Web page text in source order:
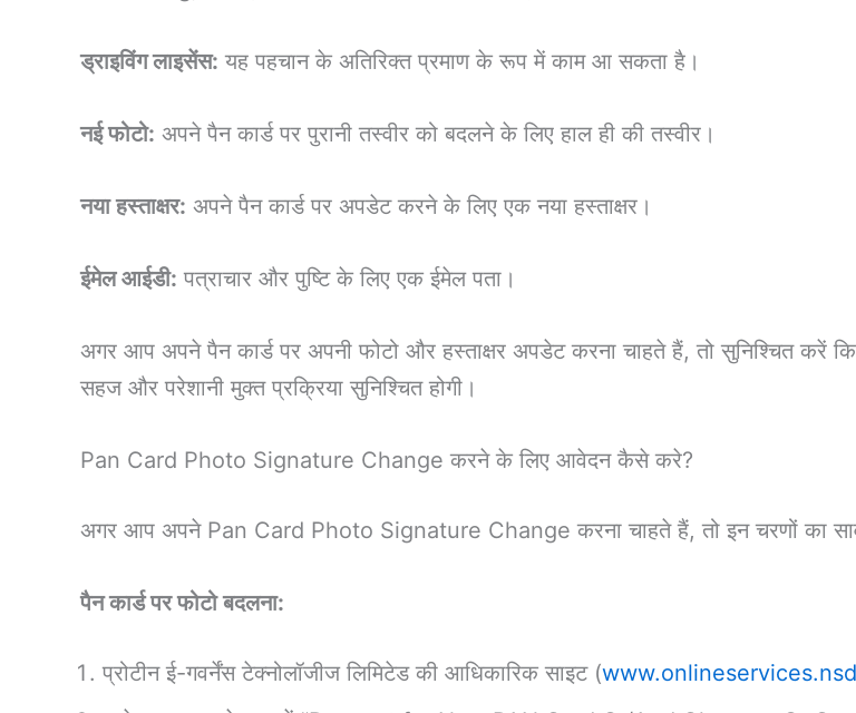
ड्राइविंग लाइसेंस: यह पहचान के अतिरिक्त प्रमाण के रूप में काम आ सकता है।
नई फोटो: अपने पैन कार्ड पर पुरानी तस्वीर को बदलने के लिए हाल ही की तस्वीर।
नया हस्ताक्षर: अपने पैन कार्ड पर अपडेट करने के लिए एक नया हस्ताक्षर।
ईमेल आईडी: पत्राचार और पुष्टि के लिए एक ईमेल पता।
अगर आप अपने पैन कार्ड पर अपनी फोटो और हस्ताक्षर अपडेट करना चाहते हैं, तो सुनिश्चित
सहज और परेशानी मुक्त प्रक्रिया सुनिश्चित होगी।
Pan Card Photo Signature Change करने के लिए आवेदन कैसे करे?
अगर आप अपने Pan Card Photo Signature Change करना चाहते हैं, तो इन चरणों का
पैन कार्ड पर फोटो बदलना:
प्रोटीन ई-गवर्नेंस टेक्नोलॉजीज लिमिटेड की आधिकारिक साइट (